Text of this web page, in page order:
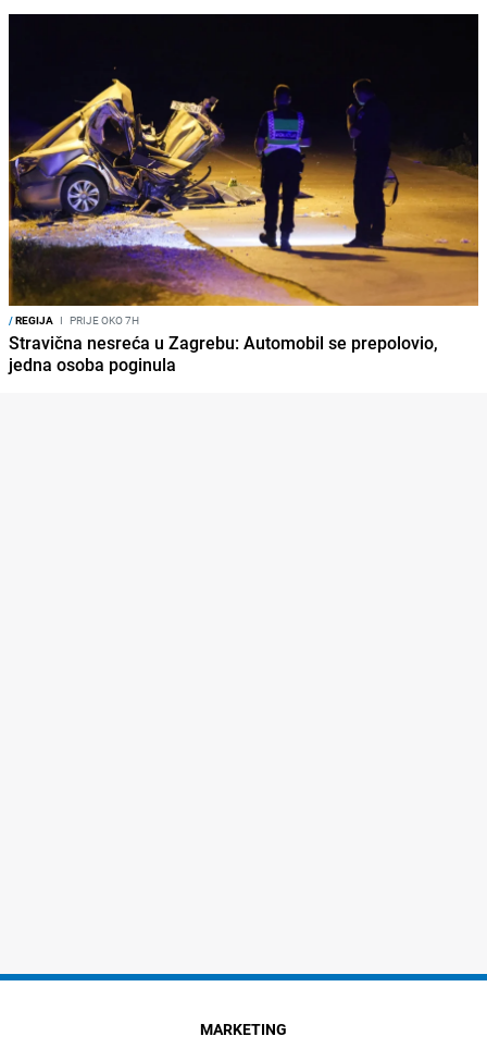
/REGIJA I PRIJE OKO 7H
Stravična nesreća u Zagrebu: Automobil se prepolovio,
jedna osoba poginula
MARKETING